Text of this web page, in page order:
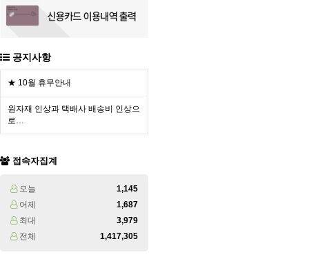
공지사항
★ 10월 휴무안내
원자재 인상과 택배사 배송비 인상으
로…
접속자집계
오늘
1,145
어제
1,687
최대
3,979
전체
1,417,305